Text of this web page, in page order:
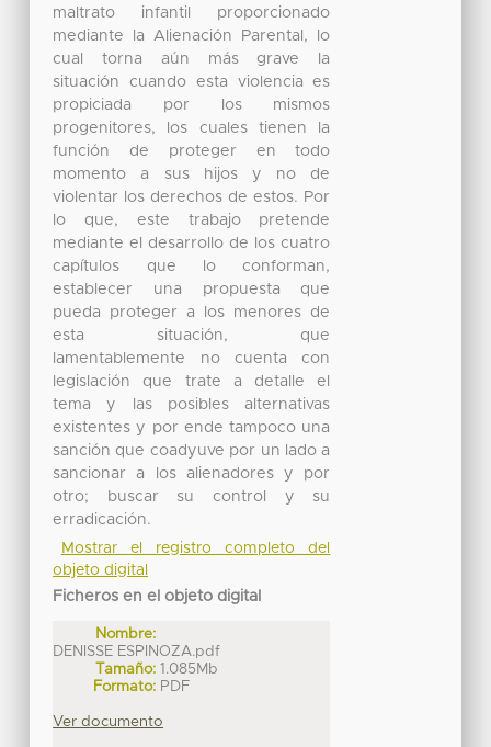
maltrato infantil proporcionado
mediante la Alienación Parental, lo
cual torna aún más grave la
situación cuando esta violencia es
propiciada por los mismos
progenitores, los cuales tienen la
función de proteger en todo
momento a sus hijos y no de
violentar los derechos de estos. Por
lo que, este trabajo pretende
mediante el desarrollo de los cuatro
capítulos que lo conforman,
establecer una propuesta que
pueda proteger a los menores de
esta situación, que
lamentablemente no cuenta con
legislación que trate a detalle el
tema y las posibles alternativas
existentes y por ende tampoco una
sanción que coadyuve por un lado a
sancionar a los alienadores y por
otro; buscar su control y su
erradicación.
Mostrar el registro completo del
objeto digital
Ficheros en el objeto digital
Nombre:
DENISSE ESPINOZA.pdf
Tamaño: 1.085Mb
Formato: PDF
Ver documento